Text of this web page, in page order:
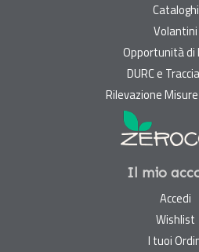
Cataloghi
Volantini
Opportunità di
DURC e
Rilevazione
Il mio
Accedi
Wishlist
I tuoi